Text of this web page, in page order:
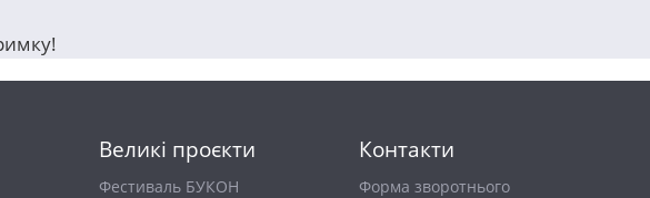
Великі проєкти
Фестиваль БУКОН
Контакти
Форма зворотнього